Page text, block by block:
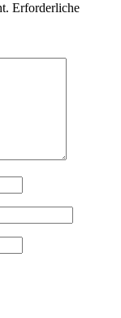
Erforderliche